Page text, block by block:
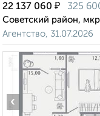
22 137 060 ₽ 325
Советский район,
Агентство, 31.07.2026
‹